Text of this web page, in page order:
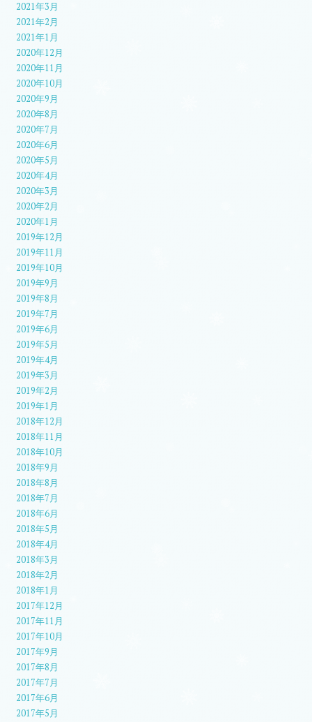
2021年3月
2021年2月
2021年1月
2020年12月
2020年11月
2020年10月
2020年9月
2020年8月
2020年7月
2020年6月
2020年5月
2020年4月
2020年3月
2020年2月
2020年1月
2019年12月
2019年11月
2019年10月
2019年9月
2019年8月
2019年7月
2019年6月
2019年5月
2019年4月
2019年3月
2019年2月
2019年1月
2018年12月
2018年11月
2018年10月
2018年9月
2018年8月
2018年7月
2018年6月
2018年5月
2018年4月
2018年3月
2018年2月
2018年1月
2017年12月
2017年11月
2017年10月
2017年9月
2017年8月
2017年7月
2017年6月
2017年5月